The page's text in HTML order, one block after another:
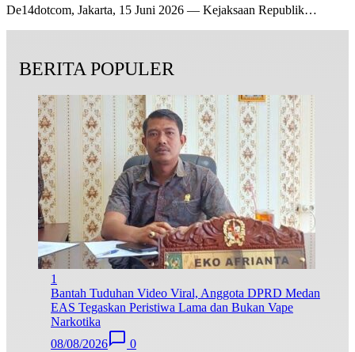
De14dotcom, Jakarta, 15 Juni 2026 — Kejaksaan Republik…
BERITA POPULER
1
Bantah Tuduhan Video Viral, Anggota DPRD Medan
EAS Tegaskan Peristiwa Lama dan Bukan Vape
Narkotika
08/08/2026
0